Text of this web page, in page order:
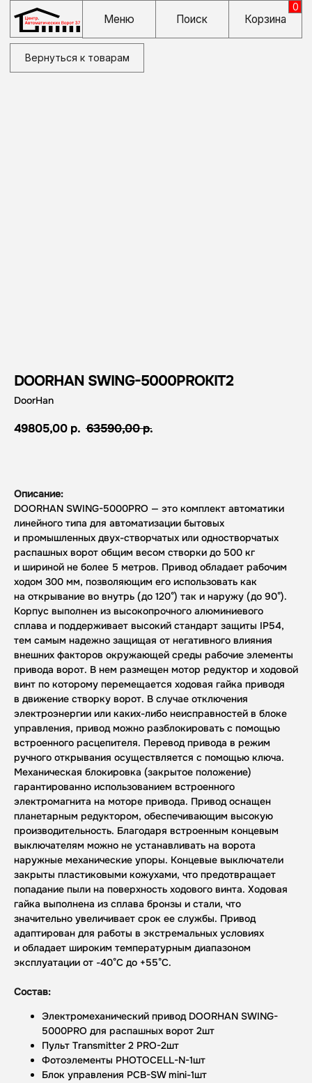
Корзина
Вернуться к товарам
DOORHAN SWING-5000PROKIT2
DoorHan
49805,00 р. 63590,00р.
Описание:
DOORHAN SWING-5000PRO — это комплект автоматики
линейного типа для автоматизации бытовых
и промышленных двух-створчатых или одностворчатых
распашных ворот общим весом створки до 500 кг
и шириной не более 5 метров. Привод обладает рабочим
ходом 300 мм, позволяющим его использовать как
на открывание во внутрь (до 120°) так и наружу (до 90°).
Корпус выполнен из высокопрочного алюминиевого
сплава и поддерживает высокий стандарт защиты IP54,
тем самым надежно защищая от негативного влияния
внешних факторов окружающей среды рабочие элементы
привода ворот. В нем размещен мотор редуктор и ходовой
винт по которому перемещается ходовая гайка приводя
в движение створку ворот. В случае отключения
электроэнергии или каких-либо неисправностей в блоке
управления, привод можно разблокировать с помощью
встроенного расцепителя. Перевод привода в режим
ручного открывания осуществляется с помощью ключа.
Механическая блокировка (закрытое положение)
гарантированно использованием встроенного
электромагнита на моторе привода. Привод оснащен
планетарным редуктором, обеспечивающим высокую
производительность. Благодаря встроенным концевым
выключателям можно не устанавливать на ворота
наружные механические упоры. Концевые выключатели
закрыты пластиковыми кожухами, что предотвращает
попадание пыли на поверхность ходового винта. Ходовая
гайка выполнена из сплава бронзы и стали, что
значительно увеличивает срок ее службы. Привод
адаптирован для работы в экстремальных условиях
и обладает широким температурным диапазоном
эксплуатации от -40°C до +55°C.
Состав:
Электромеханический привод DOORHAN SWING-
5000PRO для распашных ворот 2шт
Пульт Transmitter 2 PRO-2шт
Фотоэлементы PHOTOCELL-N-1шт
Блок управления PCB-SW mini-1шт